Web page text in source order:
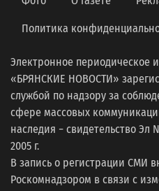
Политика
Электронное периодическое
«БРЯНСКИЕ НОВОСТИ»
службой по надзору за
сфере массовых
наследия − свидетельство Эл
2005 г.
В запись о регистрации СМИ
Роскомнадзором в связи с